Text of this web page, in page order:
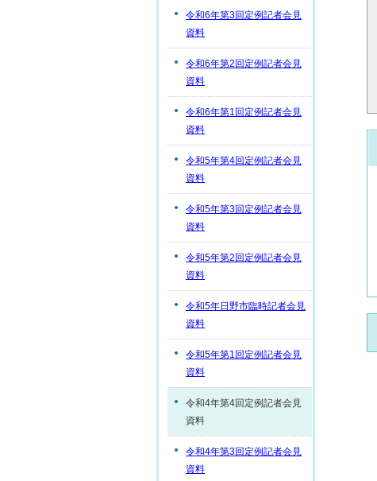
令和6年第3回定例記者会見
資料
令和6年第2回定例記者会見
資料
令和6年第1回定例記者会見
資料
令和5年第4回定例記者会見
資料
令和5年第3回定例記者会見
資料
令和5年第2回定例記者会見
資料
令和5年日野市臨時記者会見
資料
令和5年第1回定例記者会見
資料
令和4年第4回定例記者会見
資料
令和4年第3回定例記者会見
資料